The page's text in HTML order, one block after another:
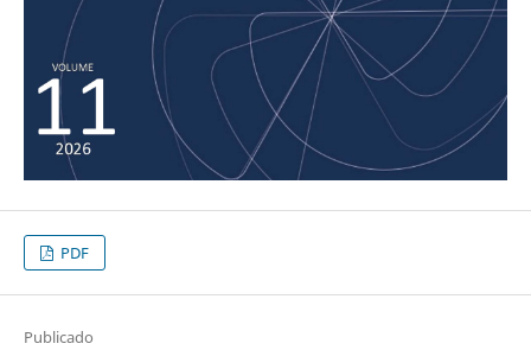
PDF
Publicado